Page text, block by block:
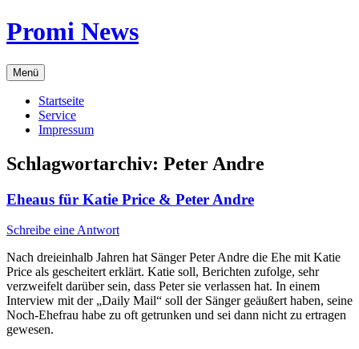
Zum
Inhalt
Promi News
Menü
Startseite
Service
Impressum
Schlagwortarchiv: Peter Andre
Eheaus für Katie Price & Peter Andre
Schreibe eine Antwort
Nach dreieinhalb Jahren hat Sänger Peter Andre die Ehe mit Katie
Price als gescheitert erklärt. Katie soll, Berichten zufolge, sehr
verzweifelt darüber sein, dass Peter sie verlassen hat. In einem
Interview mit der „Daily Mail“ soll der Sänger geäußert haben, seine
Noch-Ehefrau habe zu oft getrunken und sei dann nicht zu ertragen
gewesen.